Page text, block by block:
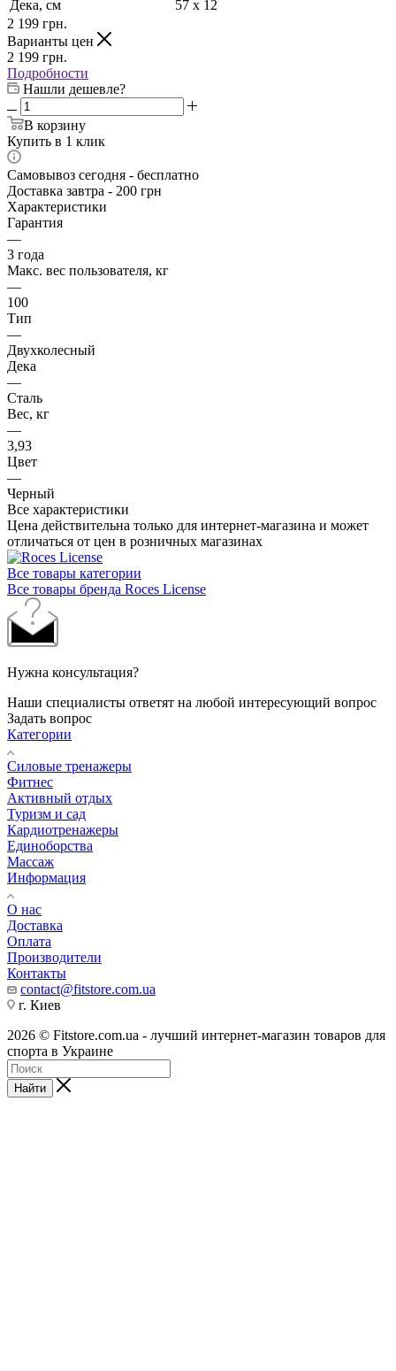
Дека, см
57 х 12
2 199 грн.
Варианты цен
2 199 грн.
Подробности
Нашли дешевле?
В корзину
Купить в 1 клик
Самовывоз сегодня - бесплатно
Доставка завтра - 200 грн
Характеристики
Гарантия
—
3 года
Макс. вес пользователя, кг
—
100
Тип
—
Двухколесный
Дека
—
Сталь
Вес, кг
—
3,93
Цвет
—
Черный
Все характеристики
Цена действительна только для интернет-магазина и может
отличаться от цен в розничных магазинах
Все товары категории
Все товары бренда Roces License
Нужна консультация?
Наши специалисты ответят на любой интересующий вопрос
Задать вопрос
Категории
Силовые тренажеры
Фитнес
Активный отдых
Туризм и сад
Кардиотренажеры
Единоборства
Массаж
Информация
О нас
Доставка
Оплата
Производители
Контакты
contact@fitstore.com.ua
г. Киев
2026 © Fitstore.com.ua - лучший интернет-магазин товаров для
спорта в Украине
Найти